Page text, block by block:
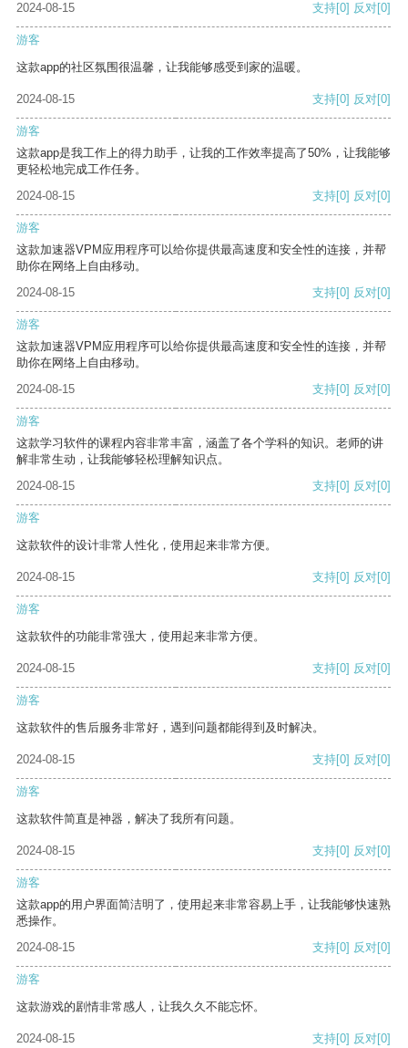
2024-08-15 支持[0] 反对[0]
游客
这款app的社区氛围很温馨，让我能够感受到家的温暖。
2024-08-15 支持[0] 反对[0]
游客
这款app是我工作上的得力助手，让我的工作效率提高了50%，让我能够
更轻松地完成工作任务。
2024-08-15
支持[0] 反对[0]
游客
这款加速器VPM应用程序可以给你提供最高速度和安全性的连接，并帮
助你在网络上自由移动。
2024-08-15
支持[0] 反对[0]
游客
这款加速器VPM应用程序可以给你提供最高速度和安全性的连接，并帮
助你在网络上自由移动。
2024-08-15
支持[0] 反对[0]
游客
这款学习软件的课程内容非常丰富，涵盖了各个学科的知识。老师的讲
解非常生动，让我能够轻松理解知识点。
2024-08-15
支持[0] 反对[0]
游客
这款软件的设计非常人性化，使用起来非常方便。
2024-08-15 支持[0] 反对[0]
游客
这款软件的功能非常强大，使用起来非常方便。
2024-08-15 支持[0] 反对[0]
游客
这款软件的售后服务非常好，遇到问题都能得到及时解决。
2024-08-15 支持[0] 反对[0]
游客
这款软件简直是神器，解决了我所有问题。
2024-08-15 支持[0] 反对[0]
游客
这款app的用户界面简洁明了，使用起来非常容易上手，让我能够快速熟
悉操作。
2024-08-15
支持[0] 反对[0]
游客
这款游戏的剧情非常感人，让我久久不能忘怀。
2024-08-15 支持[0] 反对[0]